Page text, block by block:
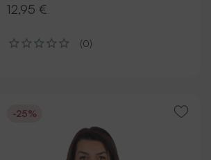
12,95 €
(0)
-25%